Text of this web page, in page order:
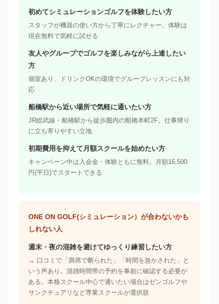
初めてシミュレーションゴルフを体験したい方
スタッフが機器の使い方から丁寧にレクチャー。体験は
現在無料で気軽に試せる
友人やグループでゴルフを楽しみながら上達したい
方
個室あり、ドリンクOKの環境でグループレッスンにも対
応
船橋駅から近い場所で気軽に通いたい方
JR総武線・船橋駅から徒歩圏内の船橋本町2F。仕事帰り
に立ち寄りやすい立地
初期費用を抑えて月額スクールを始めたい方
キャンペーン中は入会金・体験ともに無料。月額16,500
円(平日)でスタートできる
ONE ON GOLF(シミュレーション）が合わないかも
しれない人
週末・夜の混雑を避けてゆっくり練習したい方
→ 口コミで「満席で断られた」「時間を急かされた」と
いう声あり。混雑時間帯の予約を事前に確認する必要が
ある。本格スクール中心で通いたい場合はゼンゴルフや
サンクチュアリなど専業スクールが選択肢